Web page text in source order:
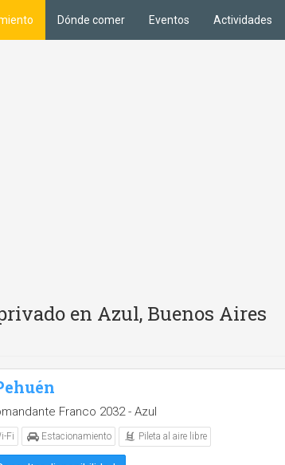
Dónde comer Eventos Actividades
en Azul, Buenos Aires
Franco 2032 - Azul
Fi Estacionamiento Pileta al aire libre